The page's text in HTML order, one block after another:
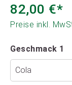
82,00 €*
Preise inkl.
Geschmack 1